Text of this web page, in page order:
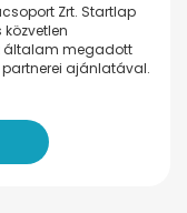
Zrt. Startlap
általam megadott
ajánlatával.